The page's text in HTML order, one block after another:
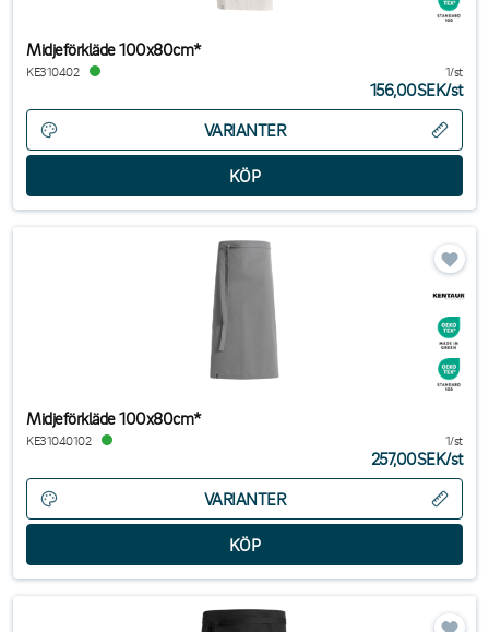
Midjeförkläde 100x80cm*
KE310402 1/st
156,00SEK/st
VARIANTER
Midjeförkläde 100x80cm*
KE31040102 1/st
257,00SEK/st
VARIANTER